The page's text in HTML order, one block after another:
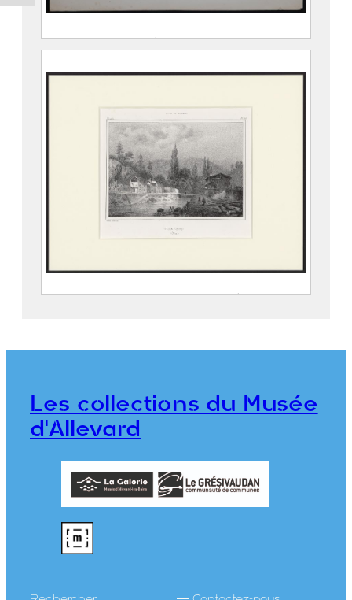
Route d’Allevard à la Montagne des 7
CICÉRI, Eugène (Paris, 27 janvier
1813 – 20 avril 1890)
THIERRY Frères
Album du Dauphiné. Allevard (Isère)
octobre 1808 – Grenoble, 18 juin
PEGERON, Claude
976.1.70
Les collections du Musée
d'Allevard